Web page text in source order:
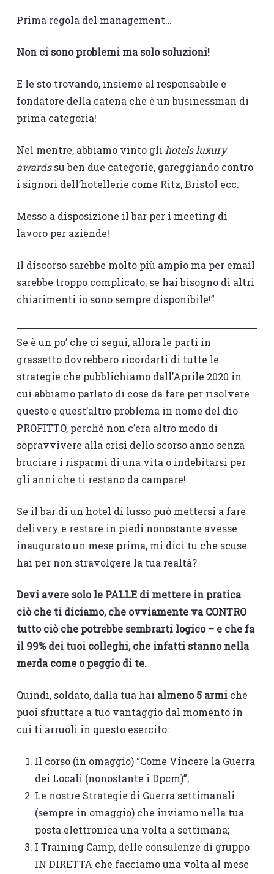
Prima regola del management…
Non ci sono problemi ma solo soluzioni!
E le sto trovando, insieme al responsabile e
fondatore della catena che è un businessman di
prima categoria!
Nel mentre, abbiamo vinto gli hotels luxury
awardssu ben due categorie, gareggiando contro
i signori dell’hotellerie come Ritz, Bristol ecc.
Messo a disposizione il bar per i meeting di
lavoro per aziende!
Il discorso sarebbe molto più ampio ma per email
sarebbe troppo complicato, se hai bisogno di altri
chiarimenti io sono sempre disponibile!”
Se è un po’ che ci segui, allora le parti in
grassetto dovrebbero ricordarti di tutte le
strategie che pubblichiamo dall’Aprile 2020 in
cui abbiamo parlato di cose da fare per risolvere
questo e quest’altro problema in nome del dio
PROFITTO, perché non c’era altro modo di
sopravvivere alla crisi dello scorso anno senza
bruciare i risparmi di una vita o indebitarsi per
gli anni che ti restano da campare!
Se il bar di un hotel di lusso può mettersi a fare
delivery e restare in piedi nonostante avesse
inaugurato un mese prima, mi dici tu che scuse
hai per non stravolgere la tua realtà?
Devi avere solo le PALLE di mettere in pratica
ciò che ti diciamo, che ovviamente va CONTRO
tutto ciò che potrebbe sembrarti logico – e che fa
il 99% dei tuoi colleghi, che infatti stanno nella
merda come o peggio di te.
Quindi, soldato, dalla tua hai almeno 5 armiche
puoi sfruttare a tuo vantaggio dal momento in
cui ti arruoli in questo esercito:
Il corso (in omaggio) “Come Vincere la Guerra
dei Locali (nonostante i Dpcm)”;
Le nostre Strategie di Guerra settimanali
(sempre in omaggio) che inviamo nella tua
posta elettronica una volta a settimana;
I Training Camp, delle consulenze di gruppo
IN DIRETTA che facciamo una volta al mese